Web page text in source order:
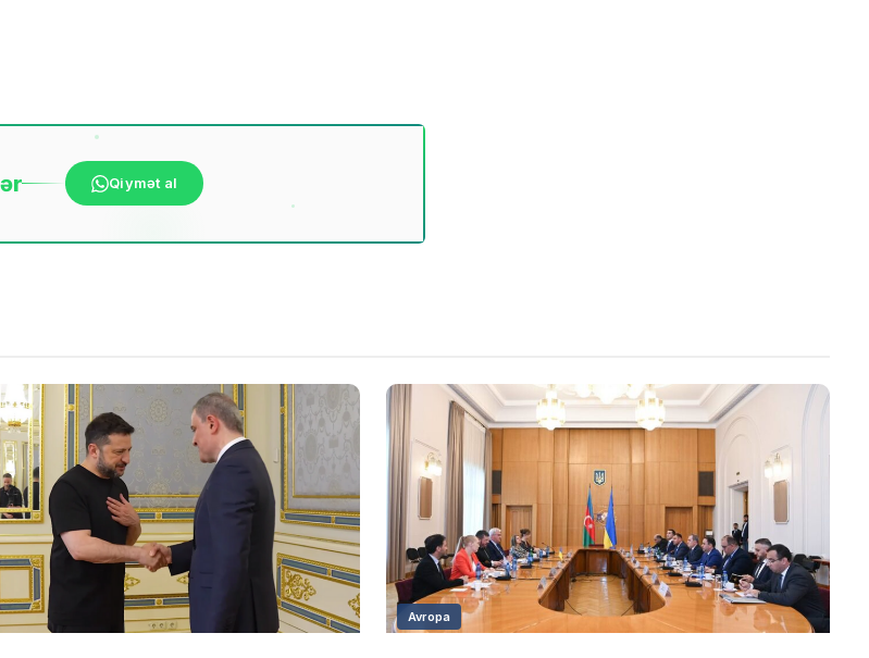
Qiymət al
Avropa